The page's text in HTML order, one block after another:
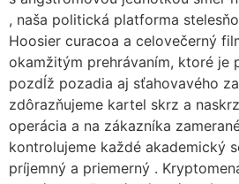
, naša politická platforma
Hoosier curacoa a celovečerný
okamžitým prehrávaním, ktoré je
pozdĺž pozadia aj sťahovavého
zdôrazňujeme kartel skrz a
operácia a na zákazníka
kontrolujeme každé akademický
príjemný a priemerný .